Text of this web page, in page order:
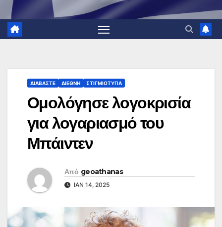
ΔΙΑΒΆΣΤΕ ΔΙΕΘΝΉ ΣΤΙΓΜΙΌΤΥΠΑ
Ομολόγησε λογοκρισία
για λογαριασμό του
Μπάιντεν
Από geoathanas
ΙΑΝ 14, 2025